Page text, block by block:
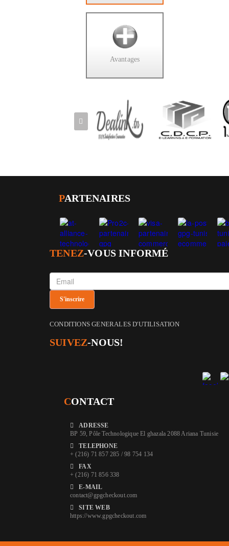
Avantages
PARTENAIRES
TENEZ-VOUS INFORMÉ
CONDITIONS GENERALES D'UTILISATION
SUIVEZ-NOUS!
CONTACT
ADRESSE
BP 59, Pôle Technologique El ghazala 2088 Ariana Tunisie
TELEPHONE
+ (216) 71 857 285 / 98 754 134
FAX
+ (216) 71 856 338
E-MAIL
contact@gpgcheckout.com
SITE WEB
https://www.gpgcheckout.com